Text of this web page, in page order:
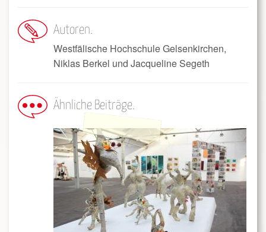
Autoren
Westfälische Hochschule Gelsenkirchen,
Niklas Berkel und Jacqueline Segeth
Ähnliche Beiträge